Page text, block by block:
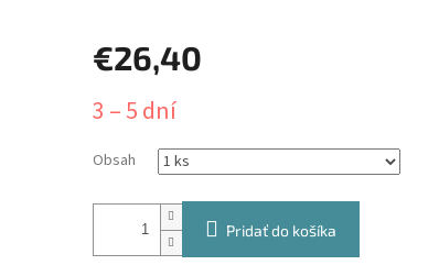
€26,40
cena:
3 – 5 dní
Obsah
Pridať do košíka